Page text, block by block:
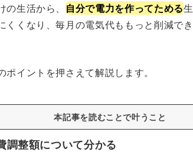
の生活から、自分で電力を作ってためる
くくなり、毎月の電気代ももっと削減で
ポイントを押さえて解説します。
本記事を読むことで叶うこと
調整額について分かる